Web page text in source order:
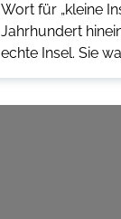
Wort für „kleine
Jahrhundert
echte Insel. Sie